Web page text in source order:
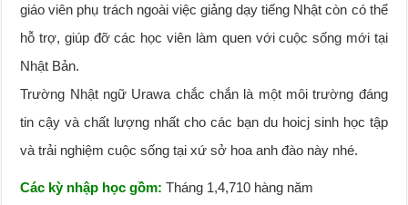
giáo viên phụ trách ngoài việc giảng dạy tiếng Nhật còn có thể
hỗ trợ, giúp đỡ các học viên làm quen với cuộc sống mới tại
Nhật Bản.
Trường Nhật ngữ Urawa chắc chắn là một môi trường đáng
tin cậy và chất lượng nhất cho các bạn du hoicj sinh học tập
và trải nghiệm cuộc sống tại xứ sở hoa anh đào này nhé.
Các kỳ nhập học gồm: Tháng 1,4,710 hàng năm